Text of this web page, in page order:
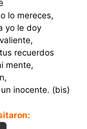
lo mereces,
yo le doy
recuerdos
mente,
inocente. (bis)